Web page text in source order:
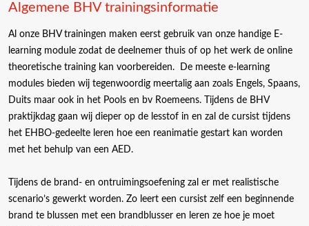
Algemene BHV trainingsinformatie
Al onze BHV trainingen maken eerst gebruik van onze handige E-
learning module zodat de deelnemer thuis of op het werk de online
theoretische training kan voorbereiden. De meeste e-learning
modules bieden wij tegenwoordig meertalig aan zoals Engels, Spaans,
Duits maar ook in het Pools en bv Roemeens. Tijdens de BHV
praktijkdag gaan wij dieper op de lesstof in en zal de cursist tijdens
het EHBO-gedeelte leren hoe een reanimatie gestart kan worden
met het behulp van een AED.
Tijdens de brand- en ontruimingsoefening zal er met realistische
scenario’s gewerkt worden. Zo leert een cursist zelf een beginnende
brand te blussen met een brandblusser en leren ze hoe je moet